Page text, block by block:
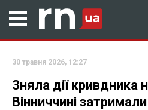
30 травня 2026, 12:27
Зняла дії кривдника
Вінниччині